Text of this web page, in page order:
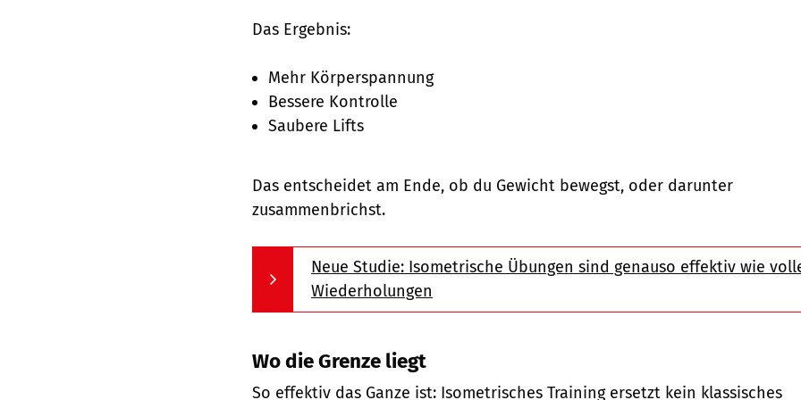
Das Ergebnis:
Mehr Körperspannung
Bessere Kontrolle
Saubere Lifts
Das entscheidet am Ende, ob du Gewicht bewegst, oder darunter
zusammenbrichst.
Neue Studie: Isometrische Übungen sind genauso effektiv wie
Wiederholungen
Wo die Grenze liegt
So effektiv das Ganze ist: Isometrisches Training ersetzt kein klassisches